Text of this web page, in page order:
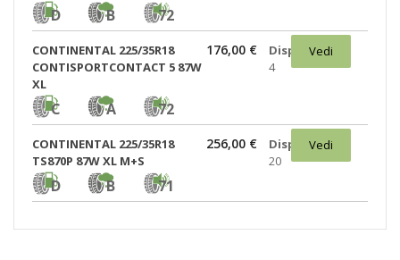
D B 72
CONTINENTAL 225/35R18
CONTISPORTCONTACT 5 87W
XL
C A 72
176,00 €
Disponibili:
4
Vedi
CONTINENTAL 225/35R18
TS870P 87W XL M+S
D B 71
256,00 €
Disponibili:
20
Vedi